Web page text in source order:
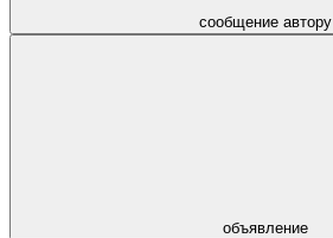
сообщение автору
объявление